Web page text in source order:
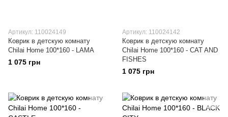
Артикул: 110024149
Коврик в детскую комнату
Chilai Home 100*160 - LAMA
1 075 грн
Артикул: 110024142
Коврик в детскую комнату
Chilai Home 100*160 - CAT AND
FISHES
1 075 грн